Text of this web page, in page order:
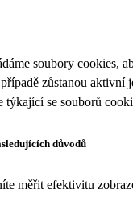
soubory cookies,
zůstanou
týkající se souborů
důvodů
měřit efektivitu